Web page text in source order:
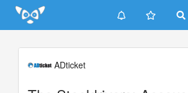
Update cookies preferences
ADticket